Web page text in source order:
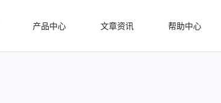
产品中心 文章资讯 帮助中心